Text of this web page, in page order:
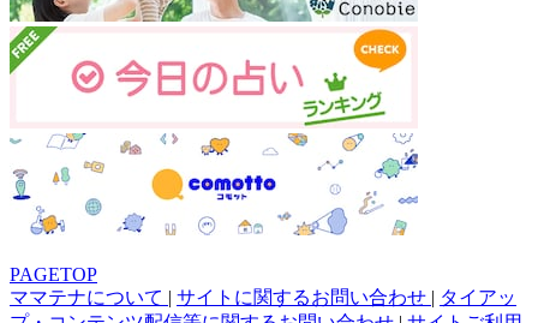
PAGETOP
ママテナについて | サイトに関するお問い合わせ | タイアッ